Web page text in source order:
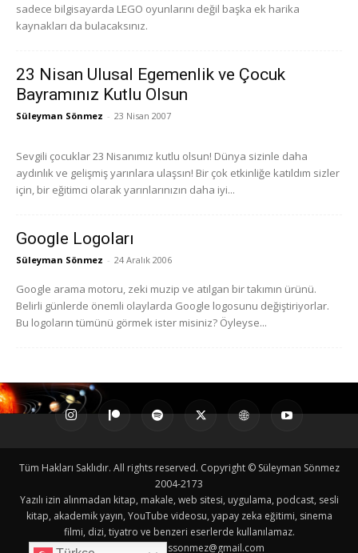
sadece bilgisayarda LEGO oyunlarını değil başka ek harika
kaynakları da bulacaksınız.
23 Nisan Ulusal Egemenlik ve Çocuk
Bayramınız Kutlu Olsun
Süleyman Sönmez - 23 Nisan 2007
Sevgili çocuklar 23 Nisanımız kutlu olsun! Dünya sizinle daha
aydınlık ve gelişmiş yarınlara ulaşsın! Bir çok etkinliğe katıldım sizler
için, bir eğitimci olarak yarınlarınızın daha iyi...
Google Logoları
Süleyman Sönmez - 24 Aralık 2006
Google arama motoru, zeki muzip ve atılgan bir takımın ürünü.
Belirli günlerde önemli olaylarda Google logosunu değiştiriyorlar.
Bu logoların tümünü görmek ister misiniz? Öyleyse...
Tüm Hakları Saklıdır. All rights reserved. Copyright © Süleyman Sönmez
2004-2173
Yazılı izin alınmadan kitap, makale, web sitesi, uygulama, podcast, sesli
kitap, akademik yayın, YouTube videosu, yapay zeka eğitimi, sinema
filmi, dizi, tiyatro ve benzeri eserlerde kullanılamaz.
ssonmez@gmail.com